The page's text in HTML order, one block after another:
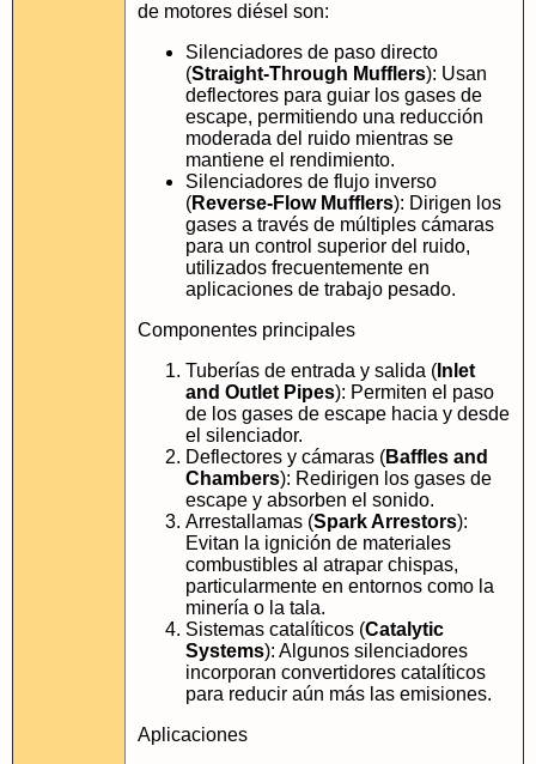
de motores diésel son:
Silenciadores de paso directo
(Straight-Through Mufflers): Usan
deflectores para guiar los gases de
escape, permitiendo una reducción
moderada del ruido mientras se
mantiene el rendimiento.
Silenciadores de flujo inverso
(Reverse-Flow Mufflers): Dirigen los
gases a través de múltiples cámaras
para un control superior del ruido,
utilizados frecuentemente en
aplicaciones de trabajo pesado.
Componentes principales
Tuberías de entrada y salida ( Inlet
and Outlet Pipes): Permiten el paso
de los gases de escape hacia y desde
el silenciador.
Deflectores y cámaras (Baffles and
Chambers): Redirigen los gases de
escape y absorben el sonido.
Arrestallamas (Spark Arrestors):
Evitan la ignición de materiales
combustibles al atrapar chispas,
particularmente en entornos como la
minería o la tala.
Sistemas catalíticos (Catalytic
Systems): Algunos silenciadores
incorporan convertidores catalíticos
para reducir aún más las emisiones.
Aplicaciones